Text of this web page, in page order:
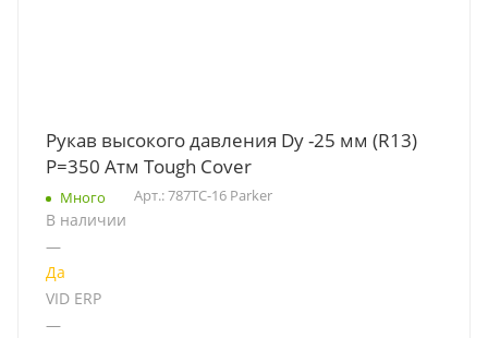
Рукав высокого давления Dу -25 мм (R13)
Р=350 Атм Tough Cover
Много Арт.: 787TC-16 Parker
В наличии
—
Да
VID ERP
—